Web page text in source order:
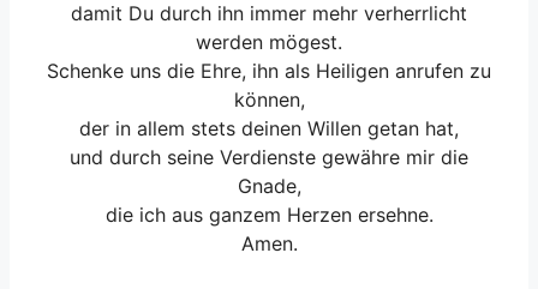
damit Du durch ihn immer mehr verherrlicht
werden mögest.
Schenke uns die Ehre, ihn als Heiligen anrufen zu
können,
der in allem stets deinen Willen getan hat,
und durch seine Verdienste gewähre mir die
Gnade,
die ich aus ganzem Herzen ersehne.
Amen.